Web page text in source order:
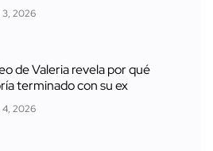
3, 2026
de Valeria revela por qué
terminado con su ex
4, 2026